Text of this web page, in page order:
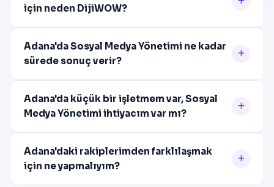
için neden DijiWOW?
Adana'da Sosyal Medya Yönetimi ne kadar
sürede sonuç verir?
Adana'da küçük bir işletmem var, Sosyal
Medya Yönetimi ihtiyacım var mı?
Adana'daki rakiplerimden farklılaşmak
için ne yapmalıyım?